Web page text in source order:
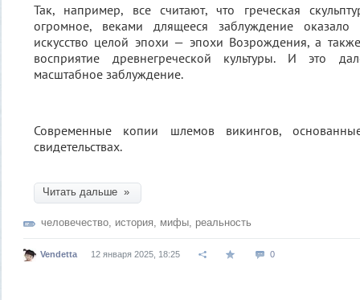
Так, например, все считают, что греческая
огромное, веками длящееся заблуждение
искусство целой эпохи — эпохи Возрождения, а
восприятие древнегреческой культуры. И это
масштабное заблуждение.
Современные копии шлемов викингов,
свидетельствах.
Читать дальше »
человечество история мифы реальность
Vendetta 12 января 2025, 18:25 0